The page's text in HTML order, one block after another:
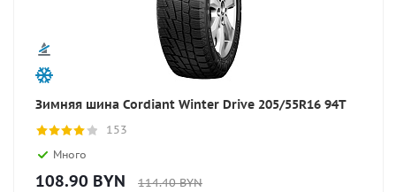
Зимняя шина Cordiant Winter Drive 205/55R16 94T
153
Много
108.90 BYN 114.40BYN